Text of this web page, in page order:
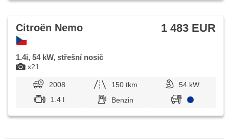
x21
Citroën Nemo 1 483 EUR
1.4i, 54 kW, střešní nosič
2008 150 tkm
54 kW
1.4 l
Benzin